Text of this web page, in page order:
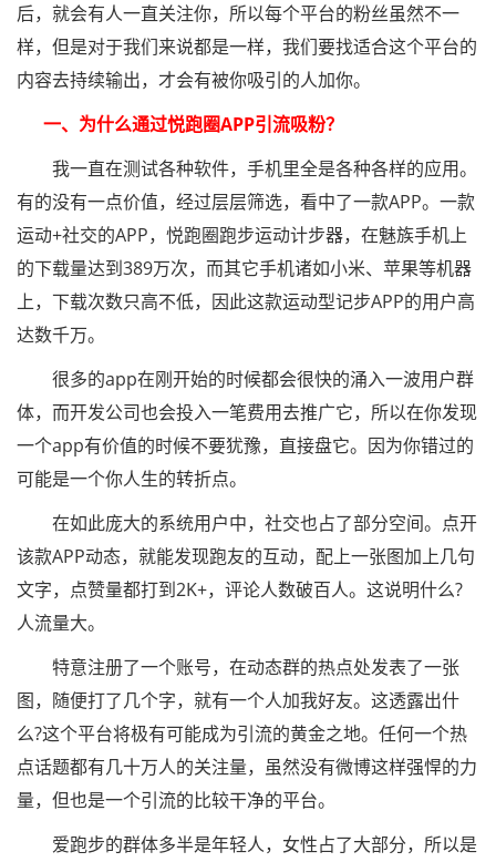
后，就会有人一直关注你，所以每个平台的粉丝虽然不一
样，但是对于我们来说都是一样，我们要找适合这个平台的
内容去持续输出，才会有被你吸引的人加你。
一、为什么通过悦跑圈APP引流吸粉？
我一直在测试各种软件，手机里全是各种各样的应用。
有的没有一点价值，经过层层筛选，看中了一款APP。一款
运动+社交的APP，悦跑圈跑步运动计步器，在魅族手机上
的下载量达到389万次，而其它手机诸如小米、苹果等机器
上，下载次数只高不低，因此这款运动型记步APP的用户高
达数千万。
很多的app在刚开始的时候都会很快的涌入一波用户群
体，而开发公司也会投入一笔费用去推广它，所以在你发现
一个app有价值的时候不要犹豫，直接盘它。因为你错过的
可能是一个你人生的转折点。
在如此庞大的系统用户中，社交也占了部分空间。点开
该款APP动态，就能发现跑友的互动，配上一张图加上几句
文字，点赞量都打到2K+，评论人数破百人。这说明什么?
人流量大。
特意注册了一个账号，在动态群的热点处发表了一张
图，随便打了几个字，就有一个人加我好友。这透露出什
么?这个平台将极有可能成为引流的黄金之地。任何一个热
点话题都有几十万人的关注量，虽然没有微博这样强悍的力
量，但也是一个引流的比较干净的平台。
爱跑步的群体多半是年轻人，女性占了大部分，所以是